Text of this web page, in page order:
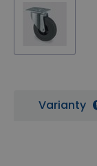
Varianty